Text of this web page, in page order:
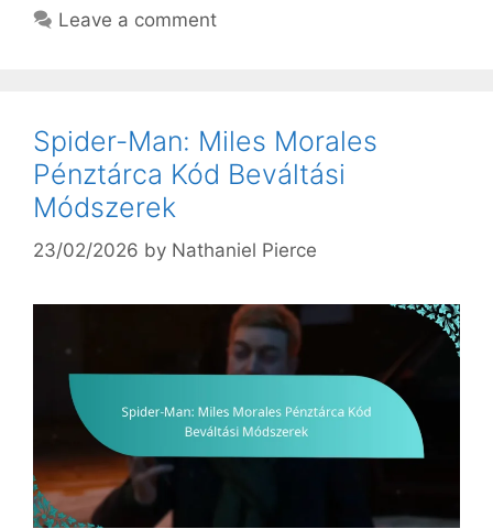
Leave a comment
Spider-Man: Miles Morales
Pénztárca Kód Beváltási
Módszerek
23/02/2026 by Nathaniel Pierce